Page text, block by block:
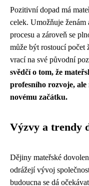
Pozitivní dopad má
celek. Umožňuje
procesu a zároveň se
může být rostoucí počet
vrací na své původní
svědčí o tom, že
profesního rozvoje,
novému začátku.
Výzvy a trendy
Dějiny mateřské
odrážejí vývoj
budoucna se dá